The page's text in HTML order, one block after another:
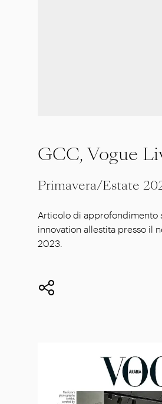
GCC, Vogue
Primavera/Estate
Articolo di approfondimento
innovation allestita presso il
2023.